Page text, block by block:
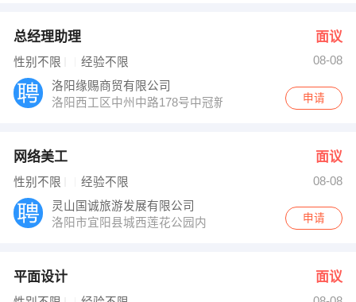
总经理助理 面议
性别不限 经验不限
08-08
洛阳缘赐商贸有限公司
洛阳西工区中州中路178号中冠新坐标大厦1004室申请
网络美工 面议
性别不限 经验不限
08-08
灵山国诚旅游发展有限公司
洛阳市宜阳县城西莲花公园内
申请
平面设计 面议